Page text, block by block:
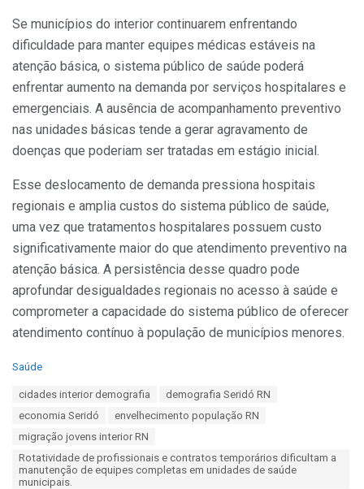
Se municípios do interior continuarem enfrentando
dificuldade para manter equipes médicas estáveis na
atenção básica, o sistema público de saúde poderá
enfrentar aumento na demanda por serviços hospitalares e
emergenciais. A ausência de acompanhamento preventivo
nas unidades básicas tende a gerar agravamento de
doenças que poderiam ser tratadas em estágio inicial.
Esse deslocamento de demanda pressiona hospitais
regionais e amplia custos do sistema público de saúde,
uma vez que tratamentos hospitalares possuem custo
significativamente maior do que atendimento preventivo na
atenção básica. A persistência desse quadro pode
aprofundar desigualdades regionais no acesso à saúde e
comprometer a capacidade do sistema público de oferecer
atendimento contínuo à população de municípios menores.
C
Saúde
cidades interior demografia
demografia Seridó RN
economia Seridó
envelhecimento população RN
migração jovens interior RN
Rotatividade de profissionais e contratos temporários dificultam a
manutenção de equipes completas em unidades de saúde
municipais.